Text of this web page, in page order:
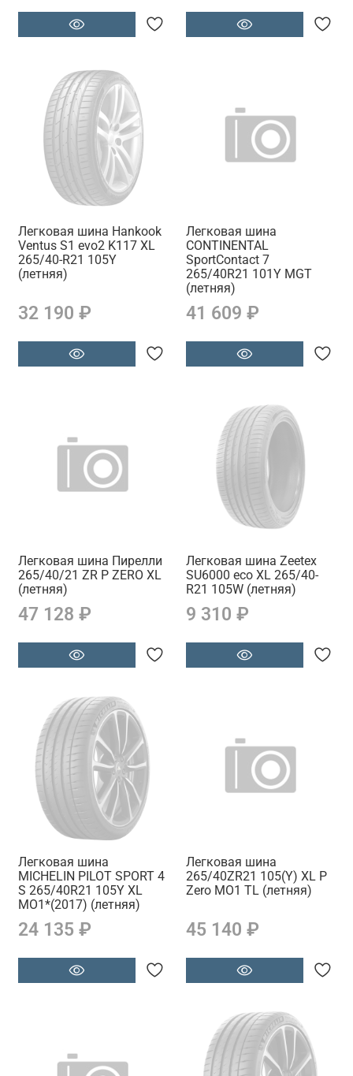
Легковая шина Hankook
Ventus S1 evo2 K117 XL
265/40-R21 105Y
(летняя)
32 190 ₽
Легковая шина
CONTINENTAL
SportContact 7
265/40R21 101Y MGT
(летняя)
41 609 ₽
Легковая шина Пирелли
265/40/21 ZR P ZERO XL
(летняя)
47 128 ₽
Легковая шина Zeetex
SU6000 eco XL 265/40-
R21 105W (летняя)
9 310 ₽
Легковая шина
MICHELIN PILOT SPORT 4
S 265/40R21 105Y XL
MO1*(2017) (летняя)
24 135 ₽
Легковая шина
265/40ZR21 105(Y) XL P
Zero MO1 TL (летняя)
45 140 ₽